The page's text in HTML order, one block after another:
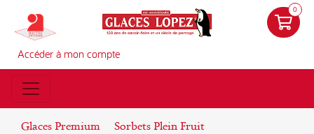
Accéder à mon compte
0
Glaces Premium Sorbets Plein Fruit